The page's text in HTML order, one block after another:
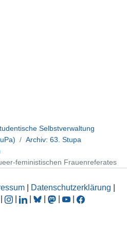
Selbstverwaltung
Archiv: 63. Stupa
feministischen Frauenreferates
Datenschutzerklärung